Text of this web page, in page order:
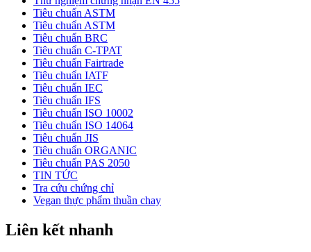
Tiêu chuẩn ASTM
Tiêu chuẩn ASTM
Tiêu chuẩn BRC
Tiêu chuẩn C-TPAT
Tiêu chuẩn Fairtrade
Tiêu chuẩn IATF
Tiêu chuẩn IEC
Tiêu chuẩn IFS
Tiêu chuẩn ISO 10002
Tiêu chuẩn ISO 14064
Tiêu chuẩn JIS
Tiêu chuẩn ORGANIC
Tiêu chuẩn PAS 2050
TIN TỨC
Tra cứu chứng chỉ
Vegan thực phẩm thuần chay
Liên kết nhanh